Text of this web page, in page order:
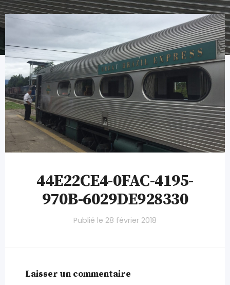
44E22CE4-0FAC-4195-
970B-6029DE928330
Publié le 28 février 2018
Laisser un commentaire